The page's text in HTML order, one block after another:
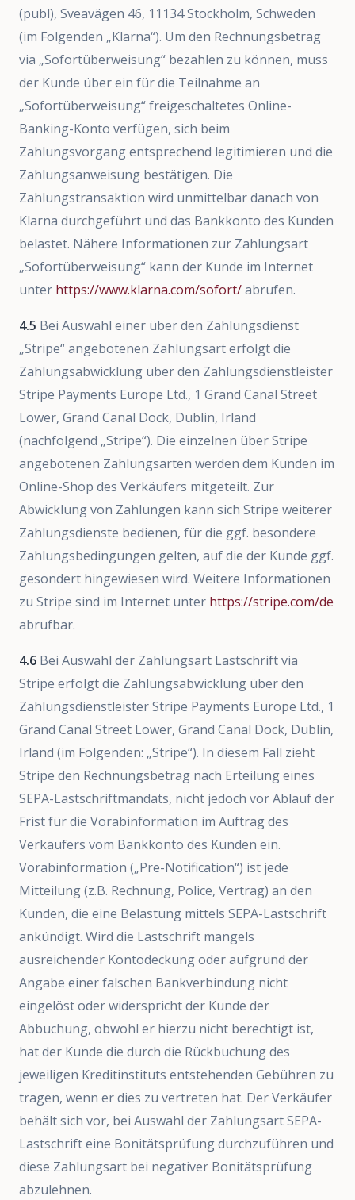
(publ), Sveavägen 46, 11134 Stockholm, Schweden
(im Folgenden „Klarna“). Um den Rechnungsbetrag
via „Sofortüberweisung“ bezahlen zu können, muss
der Kunde über ein für die Teilnahme an
„Sofortüberweisung“ freigeschaltetes Online-
Banking-Konto verfügen, sich beim
Zahlungsvorgang entsprechend legitimieren und die
Zahlungsanweisung bestätigen. Die
Zahlungstransaktion wird unmittelbar danach von
Klarna durchgeführt und das Bankkonto des Kunden
belastet. Nähere Informationen zur Zahlungsart
„Sofortüberweisung“ kann der Kunde im Internet
unter https://www.klarna.com/sofort/abrufen.
4.5 Bei Auswahl einer über den Zahlungsdienst
„Stripe“ angebotenen Zahlungsart erfolgt die
Zahlungsabwicklung über den Zahlungsdienstleister
Stripe Payments Europe Ltd., 1 Grand Canal Street
Lower, Grand Canal Dock, Dublin, Irland
(nachfolgend „Stripe“). Die einzelnen über Stripe
angebotenen Zahlungsarten werden dem Kunden im
Online-Shop des Verkäufers mitgeteilt. Zur
Abwicklung von Zahlungen kann sich Stripe weiterer
Zahlungsdienste bedienen, für die ggf. besondere
Zahlungsbedingungen gelten, auf die der Kunde ggf.
gesondert hingewiesen wird. Weitere Informationen
zu Stripe sind im Internet unter https://stripe.com/de
abrufbar.
4.6 Bei Auswahl der Zahlungsart Lastschrift via
Stripe erfolgt die Zahlungsabwicklung über den
Zahlungsdienstleister Stripe Payments Europe Ltd., 1
Grand Canal Street Lower, Grand Canal Dock, Dublin,
Irland (im Folgenden: „Stripe“). In diesem Fall zieht
Stripe den Rechnungsbetrag nach Erteilung eines
SEPA-Lastschriftmandats, nicht jedoch vor Ablauf der
Frist für die Vorabinformation im Auftrag des
Verkäufers vom Bankkonto des Kunden ein.
Vorabinformation („Pre-Notification“) ist jede
Mitteilung (z.B. Rechnung, Police, Vertrag) an den
Kunden, die eine Belastung mittels SEPA-Lastschrift
ankündigt. Wird die Lastschrift mangels
ausreichender Kontodeckung oder aufgrund der
Angabe einer falschen Bankverbindung nicht
eingelöst oder widerspricht der Kunde der
Abbuchung, obwohl er hierzu nicht berechtigt ist,
hat der Kunde die durch die Rückbuchung des
jeweiligen Kreditinstituts entstehenden Gebühren zu
tragen, wenn er dies zu vertreten hat. Der Verkäufer
behält sich vor, bei Auswahl der Zahlungsart SEPA-
Lastschrift eine Bonitätsprüfung durchzuführen und
diese Zahlungsart bei negativer Bonitätsprüfung
abzulehnen.